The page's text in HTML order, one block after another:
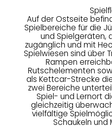
Auf der Ostseite
Spielbereiche für die
und Spielgeräten,
zugänglich und mit
Spielwiesen sind über
Rampen
Rutschelementen
als Kettcar-Strecke
zwei Bereiche
Spiel- und Lernort
gleichzeitig
vielfältige
Schaukeln